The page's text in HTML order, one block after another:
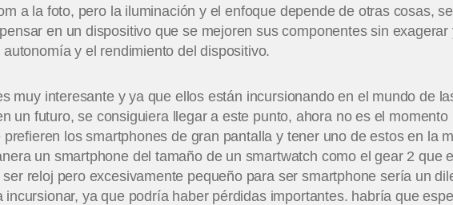
a la foto, pero la iluminación y el enfoque depende de otras cosas,
en un dispositivo que se mejoren sus componentes sin exagerar
y el rendimiento del dispositivo.
muy interesante y ya que ellos están incursionando en el mundo de
un futuro, se consiguiera llegar a este punto, ahora no es el momento
los smartphones de gran pantalla y tener uno de estos en la
un smartphone del tamaño de un smartwatch como el gear 2 que
reloj pero excesivamente pequeño para ser smartphone sería un
ya que podría haber pérdidas importantes. habría que